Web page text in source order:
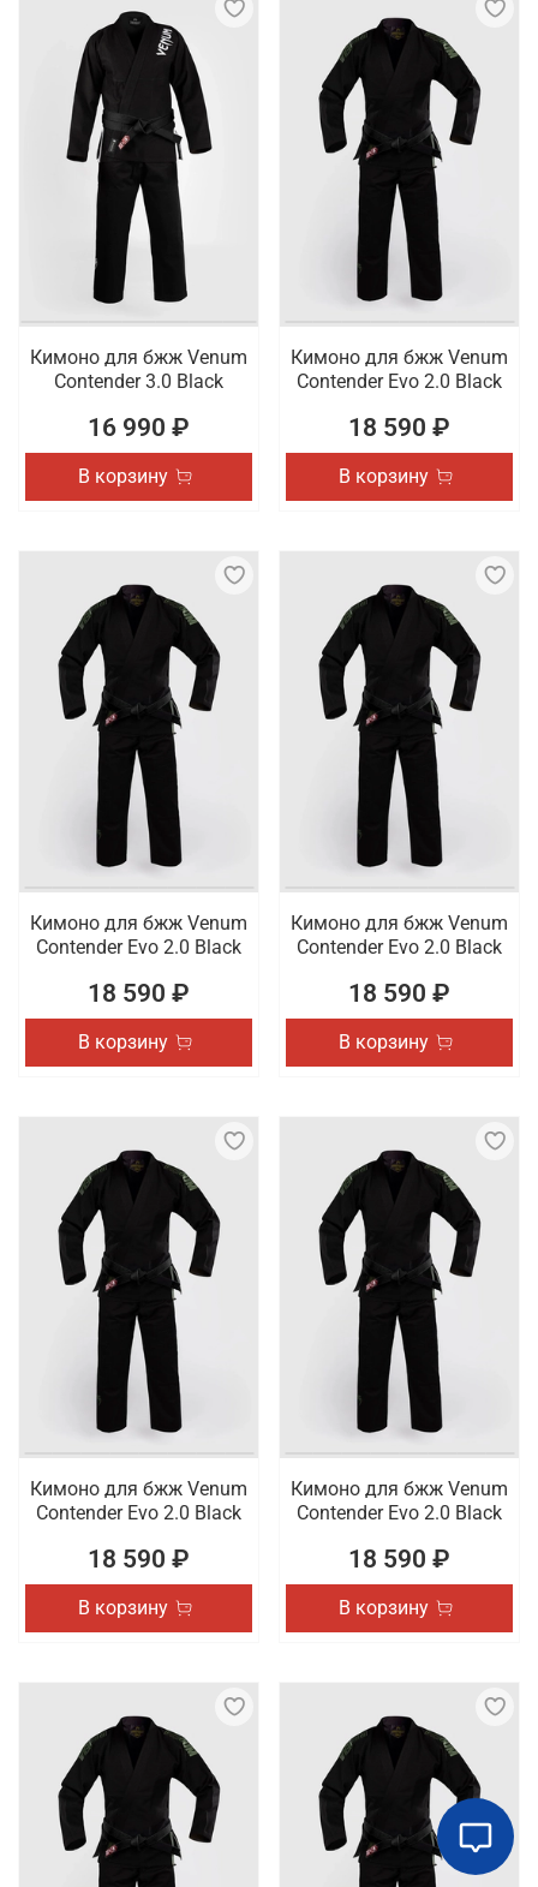
Кимоно для бжж Venum
Contender 3.0 Black
16 990 ₽
В корзину
Кимоно для бжж Venum
Contender Evo 2.0 Black
18 590 ₽
В корзину
Кимоно для бжж Venum
Contender Evo 2.0 Black
18 590 ₽
В корзину
Кимоно для бжж Venum
Contender Evo 2.0 Black
18 590 ₽
В корзину
Кимоно для бжж Venum
Contender Evo 2.0 Black
18 590 ₽
В корзину
Кимоно для бжж Venum
Contender Evo 2.0 Black
18 590 ₽
В корзину